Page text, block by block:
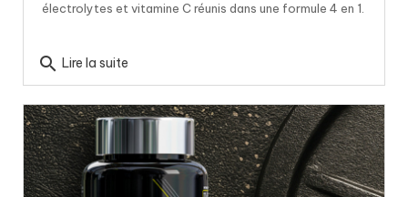
électrolytes et vitamine C réunis dans une formule 4 en 1.
search Lire la suite